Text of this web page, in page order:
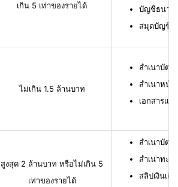
เกิน 5 เท่าของรายได้
บัญชีธนาคา
สมุดบัญชีธ
ไม่เกิน 1.5 ล้านบาท
สำเนาบัตร
สำเนาหน้
เอกสารแส
สูงสุด 2 ล้านบาท หรือไม่เกิน 5
เท่าของรายได้
สำเนาบัตร
สำเนาทะเ
สลิปเงินเดื